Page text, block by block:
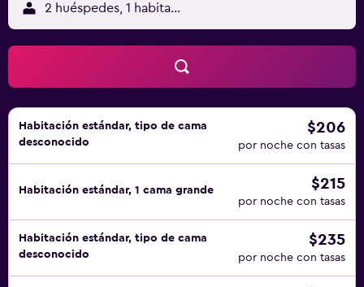
servicio de limpieza todos los días. Los servicios de ocio y
esparcimiento en este hotel incluyen gimnasio abierto las
24 horas.
2 huéspedes, 1 habitación
Habitación estándar, tipo de cama
desconocido
$206
por noche con tasas
Habitación estándar, 1 cama grande $215
por noche con tasas
Habitación estándar, tipo de cama
desconocido
$235
por noche con tasas